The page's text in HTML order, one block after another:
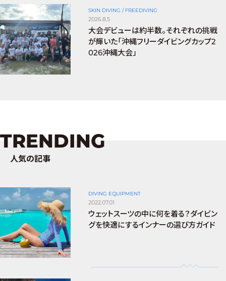
SKIN DIVING / FREEDIVING
2026.8.5
大会デビューは約半数。それぞれの挑戦
が輝いた「沖縄フリーダイビングカップ2
026沖縄大会」
TRENDING
人気の記事
DIVING EQUIPMENT
2022.07.01
ウェットスーツの中に何を着る？ダイビン
グを快適にするインナーの選び方ガイド